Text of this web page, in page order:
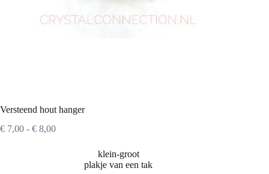
Versteend hout hanger
€ 7,00 - € 8,00Prijsklasse:
klein-groot
plakje van een tak